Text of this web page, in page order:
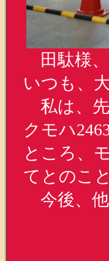
田駄様、
いつも、
私は、
クモハ
ところ、
てとのこ
今後、他